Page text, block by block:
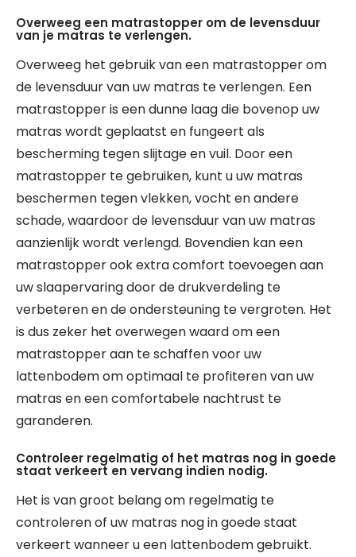
Overweeg een matrastopper om de levensduur
van je matras te verlengen.
Overweeg het gebruik van een matrastopper om
de levensduur van uw matras te verlengen. Een
matrastopper is een dunne laag die bovenop uw
matras wordt geplaatst en fungeert als
bescherming tegen slijtage en vuil. Door een
matrastopper te gebruiken, kunt u uw matras
beschermen tegen vlekken, vocht en andere
schade, waardoor de levensduur van uw matras
aanzienlijk wordt verlengd. Bovendien kan een
matrastopper ook extra comfort toevoegen aan
uw slaapervaring door de drukverdeling te
verbeteren en de ondersteuning te vergroten. Het
is dus zeker het overwegen waard om een
matrastopper aan te schaffen voor uw
lattenbodem om optimaal te profiteren van uw
matras en een comfortabele nachtrust te
garanderen.
Controleer regelmatig of het matras nog in goede
staat verkeert en vervang indien nodig.
Het is van groot belang om regelmatig te
controleren of uw matras nog in goede staat
verkeert wanneer u een lattenbodem gebruikt.